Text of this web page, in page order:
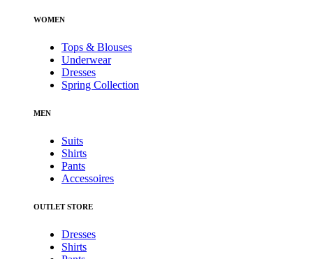
WOMEN
Tops & Blouses
Underwear
Dresses
Spring Collection
MEN
Suits
Shirts
Pants
Accessoires
OUTLET STORE
Dresses
Shirts